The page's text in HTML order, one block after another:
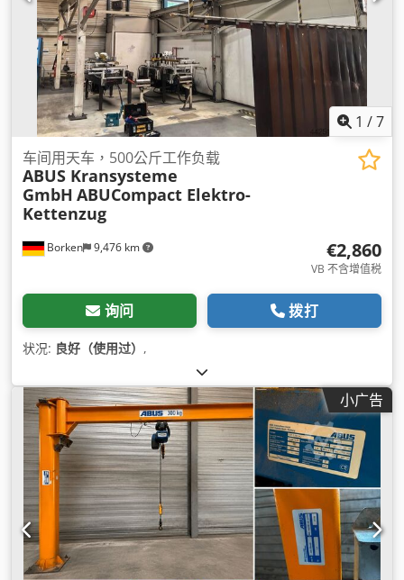
1 /7
Borken 9,476 km
车间用天车，500公斤工作负载
ABUS Kransysteme
GmbH ABUCompact Elektro-
Kettenzug
€2,860
VB 不含增值税
询问 拨打
状况: 良好（使用过） ,
小广告